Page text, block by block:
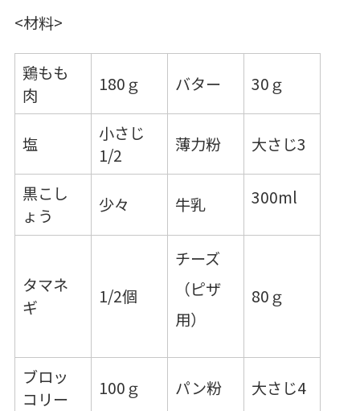
<材料>
鶏もも
肉
180ｇ バター 30ｇ
塩
小さじ
1/2
薄力粉 大さじ3
黒こし
ょう
少々 牛乳 300ml
タマネ
ギ
1/2個
チーズ
（ピザ
用）
80ｇ
ブロッ
コリー
100ｇ パン粉 大さじ4